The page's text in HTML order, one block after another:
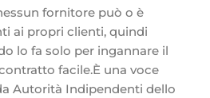
fornitore può o è
ai propri clienti, quindi
lo fa solo per ingannare il
facile.È una voce
Autorità Indipendenti dello